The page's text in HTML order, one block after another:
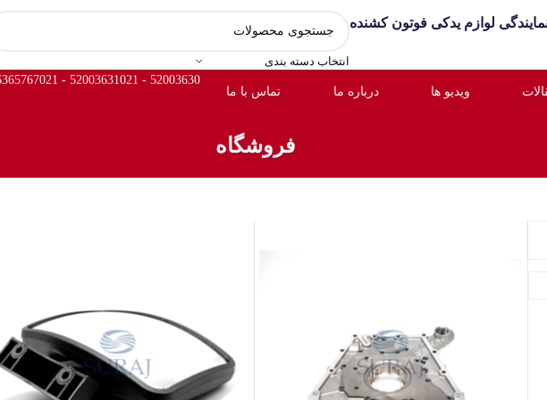
لوازم یدکی فوتون کشنده
انتخاب دسته بندی
ویدیو ها درباره ما تماس با ما
52003630 - 021
52003631 - 021
فروشگاه